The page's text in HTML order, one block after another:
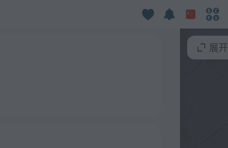
展开